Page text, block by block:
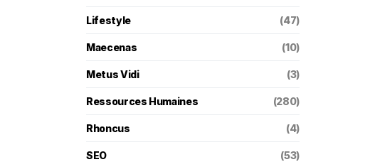
Lifestyle (47)
Maecenas (10)
Metus Vidi (3)
Ressources Humaines (280)
Rhoncus (4)
SEO (53)